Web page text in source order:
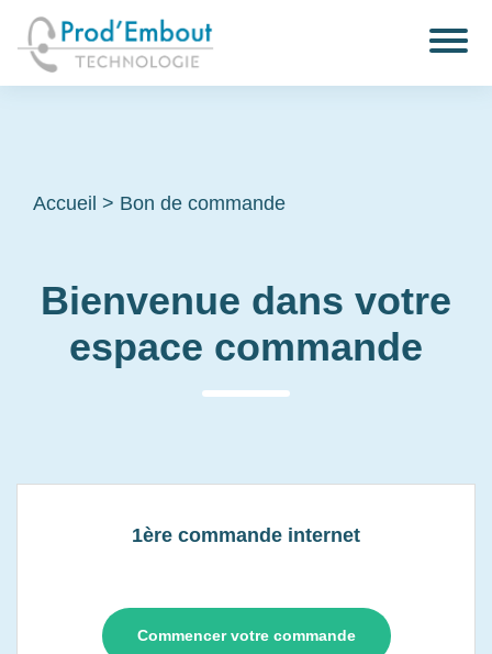
Accueil > Bon de commande
Bienvenue dans votre
espace commande
1ère commande internet
Commencer votre commande